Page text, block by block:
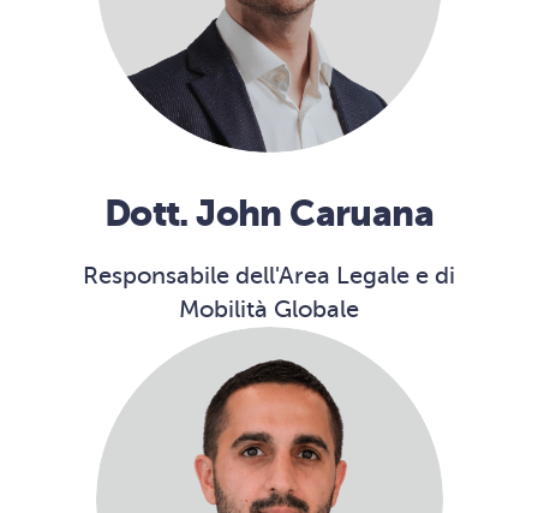
Dott. John Caruana
Responsabile dell'Area Legale e di
Mobilità Globale